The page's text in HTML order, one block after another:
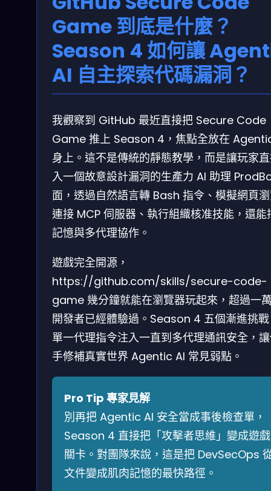
Game 到底是什麼？
Season 4 如何讓
AI 自主探索代碼漏洞？
我觀察到 GitHub 最近直接把 Secure Code
Game 推上 Season 4，焦點全放在
身上。這不是傳統的靜態教學，而是讓玩家
入一個故意設計漏洞的生產力 AI 助理
面，透過自然語言轉 Bash 指令、模擬網頁
連接 MCP 伺服器、執行組織核准技能，還能
記憶與多代理協作。
遊戲完全開源，
https://github.com/skills/secure-code-
game 幾分鐘就能在瀏覽器玩起來，超過一
開發者已經體驗過。Season 4 五個漸進挑
單一代理指令注入一直到多代理通訊安全，
手修補真實世界 Agentic AI 常見弱點。
Pro Tip 專家見解
別再把 Agentic AI 安全當成事後檢查單，
Season 4 直接把「攻擊者思維」變成遊戲
關卡。對團隊來說，這是把 DevSecOps
文件變成肌肉記憶的最快路徑。